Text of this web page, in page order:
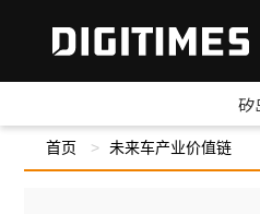
矽
首页 未来车产业价值链